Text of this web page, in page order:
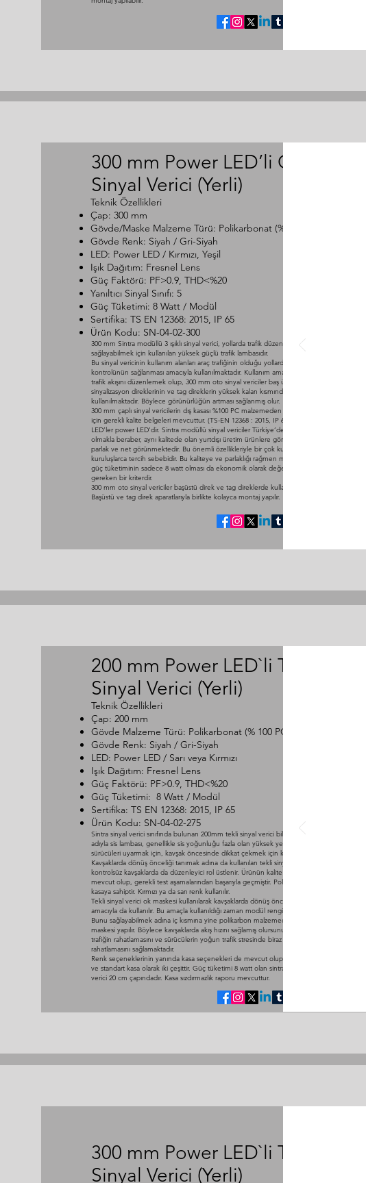
300 mm Power LED’li Oto
Sinyal Verici (Yerli)
Teknik Özellikleri
Çap: 300 mm
Gövde/Maske Malzeme Türü: Polikarbonat (% 100 PC)
Gövde Renk: Siyah / Gri-Siyah
LED: Power LED / Kırmızı, Yeşil
Işık Dağıtım: Fresnel Lens
Güç Faktörü: PF>0.9, THD<%20
Yanıltıcı Sinyal Sınıfı: 5
Güç Tüketimi: 8 Watt / Modül
Sertifika: TS EN 12368: 2015, IP 65
Ürün Kodu: SN-04-02-300
300 mm Sintra modüllü 3 ışıklı sinyal verici, yollarda trafik düzenini
sağlayabilmek için kullanılan yüksek güçlü trafik lambasıdır.
Bu sinyal vericinin kullanım alanları araç trafiğinin olduğu yollarda trafik
kontrolünün sağlanması amacıyla kullanılmaktadır. Kullanım amacı kavşaklarda
trafik akışını düzenlemek olup, 300 mm oto sinyal vericiler baş üstü
sinyalizasyon direklerinin ve tag direklerin yüksek kalan kısmında
kullanılmaktadır. Böylece görünürlüğün artması sağlanmış olur.
300 mm çaplı sinyal vericilerin dış kasası %100 PC malzemeden üretilir. Ürün
için gerekli kalite belgeleri mevcuttur. (TS-EN 12368 : 2015, IP 65) Kullanılan
LED’ler power LED’dir. Sintra modüllü sinyal vericiler Türkiye’de üretilmekte
olmakla beraber, aynı kalitede olan yurtdışı üretim ürünlere göre çok daha
parlak ve net görünmektedir. Bu önemli özellikleriyle bir çok kurum ve
kuruluşlarca tercih sebebidir. Bu kaliteye ve parlaklığı rağmen modül başına
güç tüketiminin sadece 8 watt olması da ekonomik olarak değerlendirmesi
gereken bir kriterdir.
300 mm oto sinyal vericiler başüstü direk ve tag direklerde kullanılmaktadır.
Başüstü ve tag direk aparatlarıyla birlikte kolayca montaj yapılır.
200 mm Power LED`li Tekli
Sinyal Verici (Yerli)
Teknik Özellikleri
Çap: 200 mm
Gövde Malzeme Türü: Polikarbonat (% 100 PC)
Gövde Renk: Siyah / Gri-Siyah
LED: Power LED / Sarı veya Kırmızı
Işık Dağıtım: Fresnel Lens
Güç Faktörü: PF>0.9, THD<%20
Güç Tüketimi: 8 Watt / Modül
Sertifika: TS EN 12368: 2015, IP 65
Ürün Kodu: SN-04-02-275
Sintra sinyal verici sınıfında bulunan 200mm tekli sinyal verici bilinen diğer
adıyla sis lambası, genellikle sis yoğunluğu fazla olan yüksek yerlerde
sürücüleri uyarmak için, kavşak öncesinde dikkat çekmek için kullanılır.
Kavşaklarda dönüş önceliği tanımak adına da kullanılan tekli sinyal vericiler,
kontrolsüz kavşaklarda da düzenleyici rol üstlenir. Ürünün kalite belgeleri
mevcut olup, gerekli test aşamalarından başarıyla geçmiştir. Polikarbon
kasaya sahiptir. Kırmızı ya da sarı renk kullanılır.
Tekli sinyal verici ok maskesi kullanılarak kavşaklarda dönüş önceliği sağlamak
amacıyla da kullanılır. Bu amaçla kullanıldığı zaman modül rengi yeşil olur.
Bunu sağlayabilmek adına iç kısmına yine polikarbon malzemeden ok
maskesi yapılır. Böylece kavşaklarda akış hızını sağlamış olursunuz. Bu da
trafiğin rahatlamasını ve sürücülerin yoğun trafik stresinde biraz olsun
rahatlamasını sağlamaktadır.
Renk seçeneklerinin yanında kasa seçenekleri de mevcut olup, sintra kasa
ve standart kasa olarak iki çeşittir. Güç tüketimi 8 watt olan sintra tekli sinyal
verici 20 cm çapındadır. Kasa sızdırmazlık raporu mevcuttur.
300 mm Power LED`li Tekli
Sinyal Verici (Yerli)